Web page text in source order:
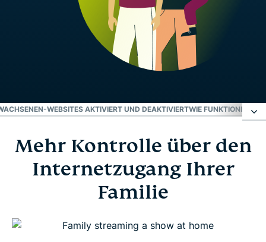
WEBSITES AKTIVIERT UND DEAKTIVIERTWIE FUNKTIONIERT
Mehr Kontrolle über den Internetzugang Ihrer
Wie man den Blocker für Erwachsenen-Websites
Mehr Kontrolle über den
Internetzugang Ihrer
Familie